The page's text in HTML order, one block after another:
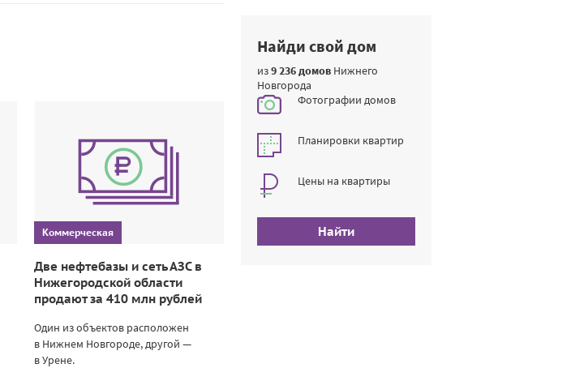
Коммерческая
Две нефтебазы и сеть АЗС в
Нижегородской области
продают за 410 млн рублей
Один из объектов расположен
в Нижнем Новгороде, другой —
в Урене.
Найди свой дом
из9 236 домов Нижнего
Новгорода
Фотографии домов
Планировки квартир
Цены на квартиры
Найти